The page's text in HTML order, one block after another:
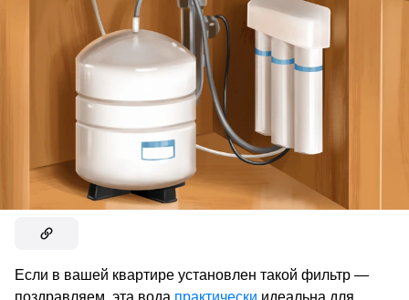
Если в вашей квартире установлен такой фильтр —
поздравляем, эта вода практически идеальна для